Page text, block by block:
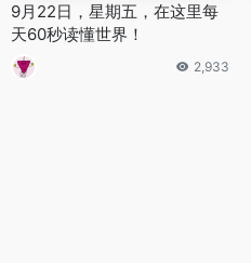
9月22日，星期五，在这里每
天60秒读懂世界！
2,933